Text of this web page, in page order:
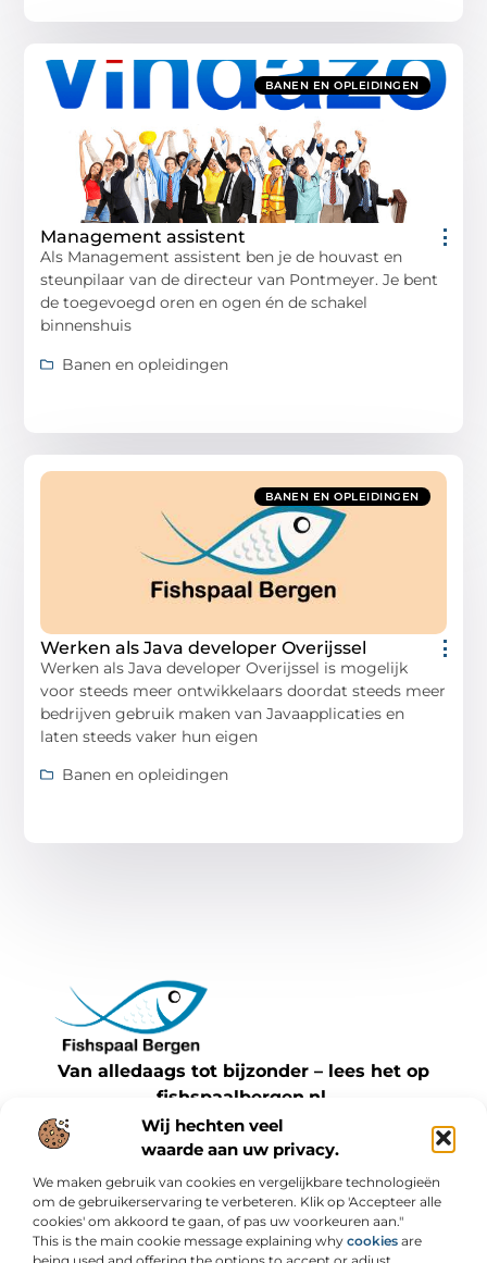
Wij hechten veel
waarde aan uw privacy.
We maken gebruik van cookies en vergelijkbare technologieën
om de gebruikerservaring te verbeteren. Klik op 'Accepteer alle
cookies' om akkoord te gaan, of pas uw voorkeuren aan."
This is the main cookie message explaining why cookies are
BANEN EN OPLEIDINGEN
Management assistent
Als Management assistent ben je de houvast en
steunpilaar van de directeur van Pontmeyer. Je bent
de toegevoegd oren en ogen én de schakel
binnenshuis
Banen en opleidingen
BANEN EN OPLEIDINGEN
Werken als Java developer Overijssel
Werken als Java developer Overijssel is mogelijk
voor steeds meer ontwikkelaars doordat steeds meer
bedrijven gebruik maken van Javaapplicaties en
laten steeds vaker hun eigen
Banen en opleidingen
Van alledaags tot bijzonder – lees het op
fishspaalbergen.nl.
Ontdek inspirerende blogs en artikelen over
alles wat het dagelijks leven te bieden heeft.
Bericht categorie